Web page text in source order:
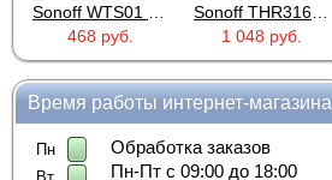
468 руб.
Sonoff THR316 Origin
1 048 руб.
Время работы интернет-магазина
Пн
Обработка заказов
Пн-Пт с 09:00 до 18:00